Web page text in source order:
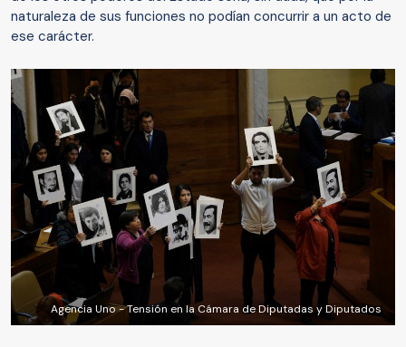
naturaleza de sus funciones no podían concurrir a un acto de
ese carácter.
Agencia Uno - Tensión en la Cámara de Diputadas y Diputados